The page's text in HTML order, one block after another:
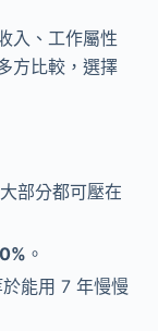
入、工作屬性
方比較，選擇
大部分都可壓在
。
於能用 7 年慢慢